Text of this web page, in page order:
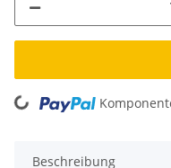
Loading...
Beschreibung